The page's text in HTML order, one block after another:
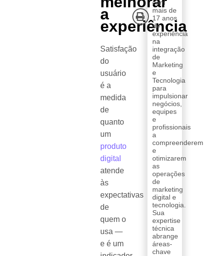
a
experiência
Satisfação
do
usuário
é a
medida
de
quanto
um
produto
digital
atende
às
expectativas
de
quem o
usa —
e é um
com
mais de
17 anos
de
experiência
na
integração
de
Marketing
e
Tecnologia
para
impulsionar
negócios,
equipes
e
profissionais
a
compreenderem
e
otimizarem
as
operações
de
marketing
digital e
tecnologia.
Sua
expertise
técnica
abrange
áreas-
chave